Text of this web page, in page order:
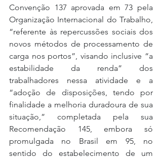
Convenção 137 aprovada em 73 pela
Organização Internacional do Trabalho,
“referente às repercussões sociais dos
novos métodos de processamento de
carga nos portos”, visando inclusive “a
estabilidade da renda” dos
trabalhadores nessa atividade e a
“adoção de disposições, tendo por
finalidade a melhoria duradoura de sua
situação,” completada pela sua
Recomendação 145, embora só
promulgada no Brasil em 95, no
sentido do estabelecimento de um